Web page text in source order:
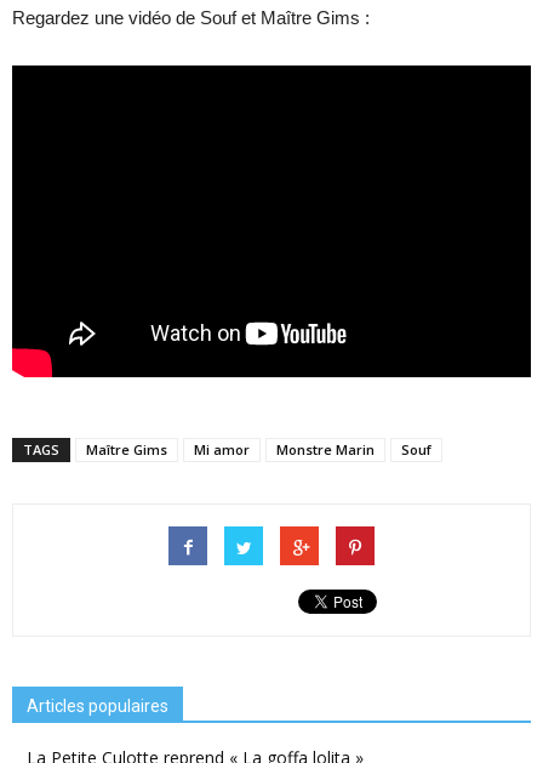
Regardez une vidéo de Souf et Maître Gims :
TAGS Maître Gims Mi amor Monstre Marin Souf
Articles populaires
La Petite Culotte reprend « La goffa lolita »